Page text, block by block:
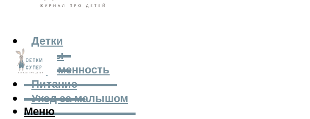
Детки
Мамы
Беременность
Питание
Уход за малышом
Меню